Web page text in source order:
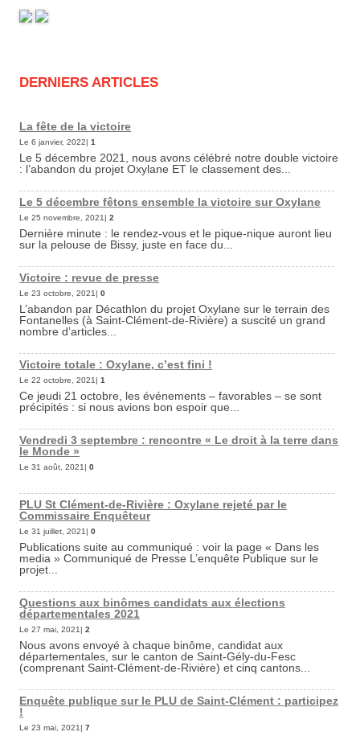
DERNIERS ARTICLES
La fête de la victoire
Le 6 janvier, 2022| 1
Le 5 décembre 2021, nous avons célébré notre double victoire
: l’abandon du projet Oxylane ET le classement des...
Le 5 décembre fêtons ensemble la victoire sur Oxylane
Le 25 novembre, 2021| 2
Dernière minute : le rendez-vous et le pique-nique auront lieu
sur la pelouse de Bissy, juste en face du...
Victoire : revue de presse
Le 23 octobre, 2021| 0
L’abandon par Décathlon du projet Oxylane sur le terrain des
Fontanelles (à Saint-Clément-de-Rivière) a suscité un grand
nombre d’articles...
Victoire totale : Oxylane, c’est fini !
Le 22 octobre, 2021| 1
Ce jeudi 21 octobre, les événements – favorables – se sont
précipités : si nous avions bon espoir que...
Vendredi 3 septembre : rencontre « Le droit à la terre dans
le Monde »
Le 31 août, 2021| 0
PLU St Clément-de-Rivière : Oxylane rejeté par le
Commissaire Enquêteur
Le 31 juillet, 2021| 0
Publications suite au communiqué : voir la page « Dans les
media » Communiqué de Presse L’enquête Publique sur le
projet...
Questions aux binômes candidats aux élections
départementales 2021
Le 27 mai, 2021| 2
Nous avons envoyé à chaque binôme, candidat aux
départementales, sur le canton de Saint-Gély-du-Fesc
(comprenant Saint-Clément-de-Rivière) et cinq cantons...
Enquête publique sur le PLU de Saint-Clément : participez
!
Le 23 mai, 2021| 7